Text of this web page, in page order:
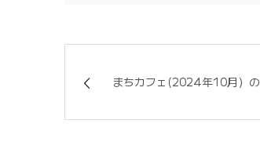
まちカフェ(2024年10月）